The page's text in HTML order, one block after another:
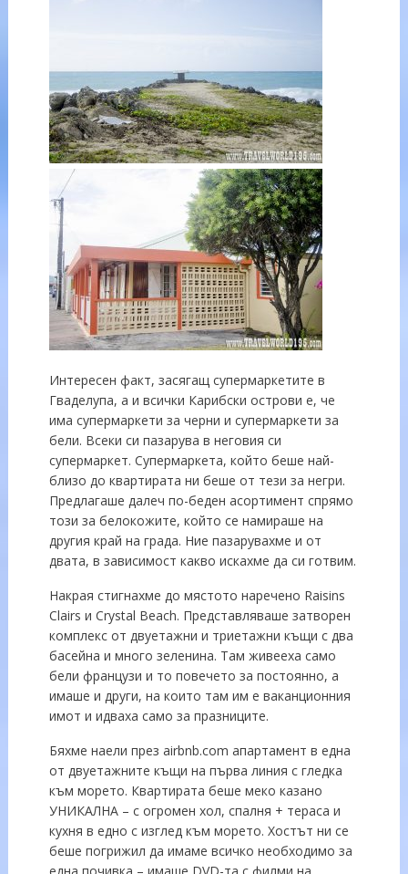
Интересен факт, засягащ супермаркетите в
Гваделупа, а и всички Карибски острови е, че
има супермаркети за черни и супермаркети за
бели. Всеки си пазарува в неговия си
супермаркет. Супермаркета, който беше най-
близо до квартирата ни беше от тези за негри.
Предлагаше далеч по-беден асортимент спрямо
този за белокожите, който се намираше на
другия край на града. Ние пазарувахме и от
двата, в зависимост какво искахме да си готвим.
Накрая стигнахме до мястото наречено Raisins
Clairs и Crystal Beach. Представляваше затворен
комплекс от двуетажни и триетажни къщи с два
басейна и много зеленина. Там живееха само
бели французи и то повечето за постоянно, а
имаше и други, на които там им е ваканционния
имот и идваха само за празниците.
Бяхме наели през airbnb.com апартамент в една
от двуетажните къщи на първа линия с гледка
към морето. Квартирата беше меко казано
УНИКАЛНА – с огромен хол, спалня + тераса и
кухня в едно с изглед към морето. Хостът ни се
беше погрижил да имаме всичко необходимо за